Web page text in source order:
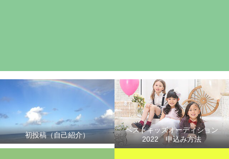
初投稿（自己紹介）
ベストキッズオーディション
2022 申込み方法